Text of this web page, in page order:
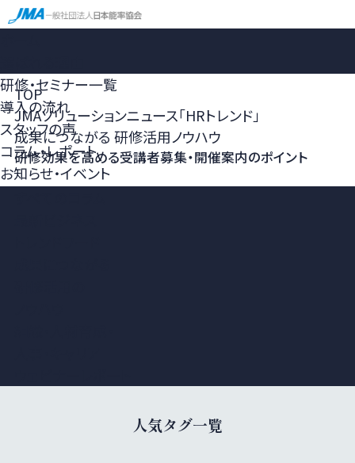
研修・セミナー一覧
導入の流れ
スタッフの声
コラム・レポート
お知らせ・イベント
TOP
JMAソリューションニュース「HRトレンド」
成果につながる 研修活用ノウハウ
研修効果を高める受講者募集・開催案内のポイント
人気タグ一覧